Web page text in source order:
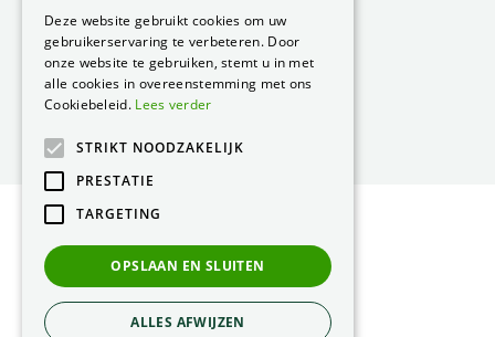
Nederland
0499 57 40 80
F. 0499 57 40 84
E.peacock@peacock.nl
Privacy Statement
Green Solutions
Deze website gebruikt cookies om uw
gebruikerservaring te verbeteren. Door
onze website te gebruiken, stemt u in met
alle cookies in overeenstemming met ons
Cookiebeleid. Lees verder
STRIKT NOODZAKELIJK
PRESTATIE
TARGETING
OPSLAAN EN SLUITEN
ALLES AFWIJZEN